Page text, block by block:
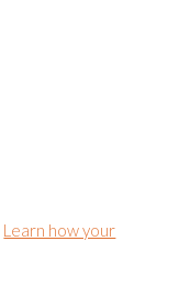
Learn how your